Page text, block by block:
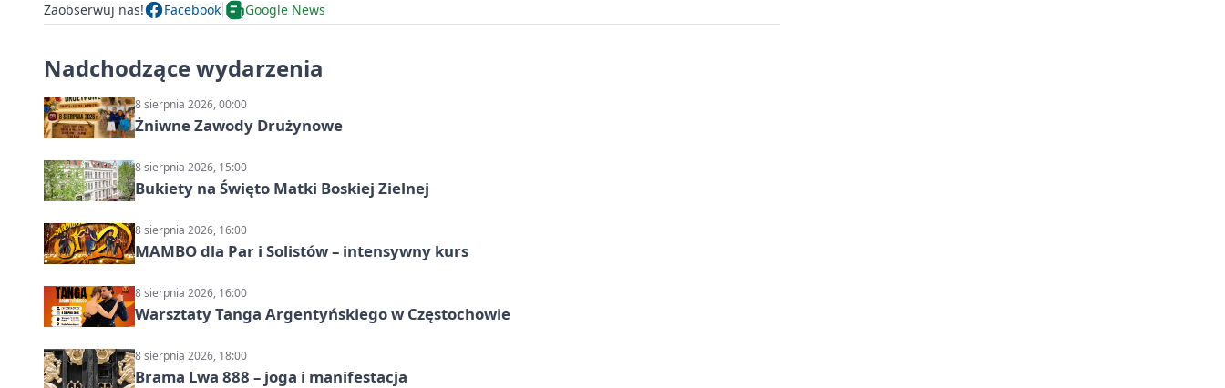
Zaobserwuj nas! Facebook Google News
Nadchodzące wydarzenia
8 sierpnia 2026, 00:00
Żniwne Zawody Drużynowe
8 sierpnia 2026, 15:00
Bukiety na Święto Matki Boskiej Zielnej
8 sierpnia 2026, 16:00
MAMBO dla Par i Solistów – intensywny kurs
8 sierpnia 2026, 16:00
Warsztaty Tanga Argentyńskiego w Częstochowie
8 sierpnia 2026, 18:00
Brama Lwa 888 – joga i manifestacja